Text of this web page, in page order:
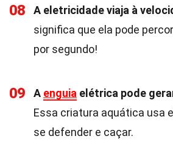
08 A eletricidade viaja à
significa que ela pode
por segundo!
09 A enguia elétrica pode
Essa criatura aquática usa
se defender e caçar.